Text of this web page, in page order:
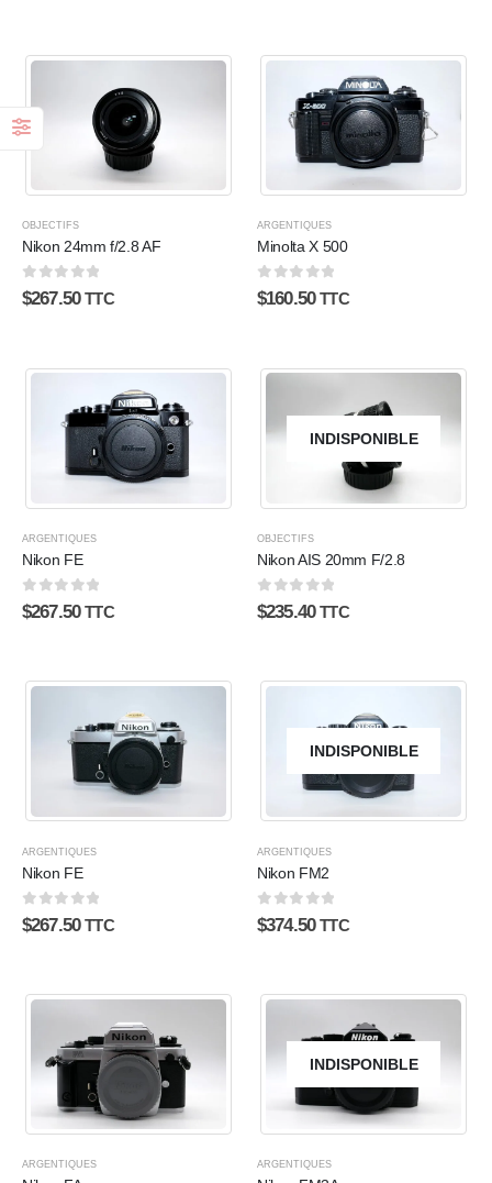
OBJECTIFS
Nikon 24mm f/2.8 AF
0sur 5
$267.50 TTC
ARGENTIQUES
Minolta X 500
0sur 5
$160.50 TTC
ARGENTIQUES
Nikon FE
0sur 5
$267.50 TTC
INDISPONIBLE
OBJECTIFS
Nikon AIS 20mm F/2.8
0sur 5
$235.40 TTC
ARGENTIQUES
Nikon FE
0sur 5
$267.50 TTC
INDISPONIBLE
ARGENTIQUES
Nikon FM2
0sur 5
$374.50 TTC
ARGENTIQUES
INDISPONIBLE
ARGENTIQUES